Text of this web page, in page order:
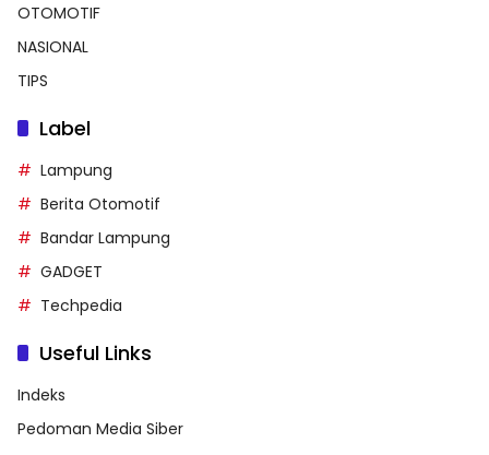
OTOMOTIF
NASIONAL
TIPS
Label
Lampung
Berita Otomotif
Bandar Lampung
GADGET
Techpedia
Useful Links
Indeks
Pedoman Media Siber